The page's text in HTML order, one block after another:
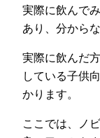
実際に飲んで
あり、分から
実際に飲んだ
している子供
かります。
ここでは、ノ